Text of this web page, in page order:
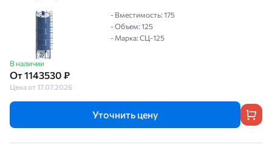
В наличии
От 1143530 ₽
Цена от 17.07.2026
- Вместимость: 175
- Объем: 125
- Марка: СЦ-125
Уточнить цену